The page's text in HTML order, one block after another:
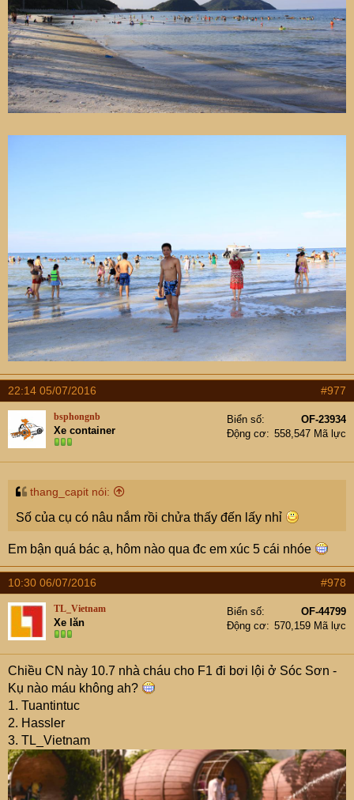
22:14 05/07/2016 #977
bsphongnb
Xe container
Biển số
OF-23934
Động cơ
558,547 Mã lực
thang_capit nói:
Số của cụ có nâu nắm rồi chửa thấy đến lấy nhỉ
Em bận quá bác ạ, hôm nào qua đc em xúc 5 cái nhóe
10:30 06/07/2016 #978
TL_Vietnam
Xe lăn
Biển số
OF-44799
Động cơ
570,159 Mã lực
Chiều CN này 10.7 nhà cháu cho F1 đi bơi lội ở Sóc Sơn -
Kụ nào máu không ah?
1. Tuantintuc
2. Hassler
3. TL_Vietnam